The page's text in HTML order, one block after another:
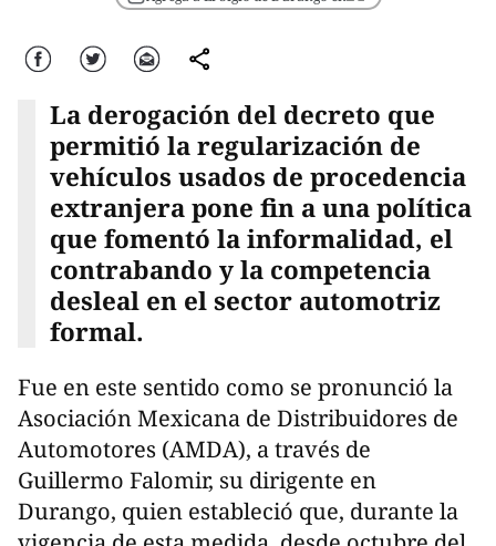
Facebook Twitter Correo comparte
La derogación del decreto que
permitió la regularización de
vehículos usados de procedencia
extranjera pone fin a una política
que fomentó la informalidad, el
contrabando y la competencia
desleal en el sector automotriz
formal.
Fue en este sentido como se pronunció la
Asociación Mexicana de Distribuidores de
Automotores (AMDA), a través de
Guillermo Falomir, su dirigente en
Durango, quien estableció que, durante la